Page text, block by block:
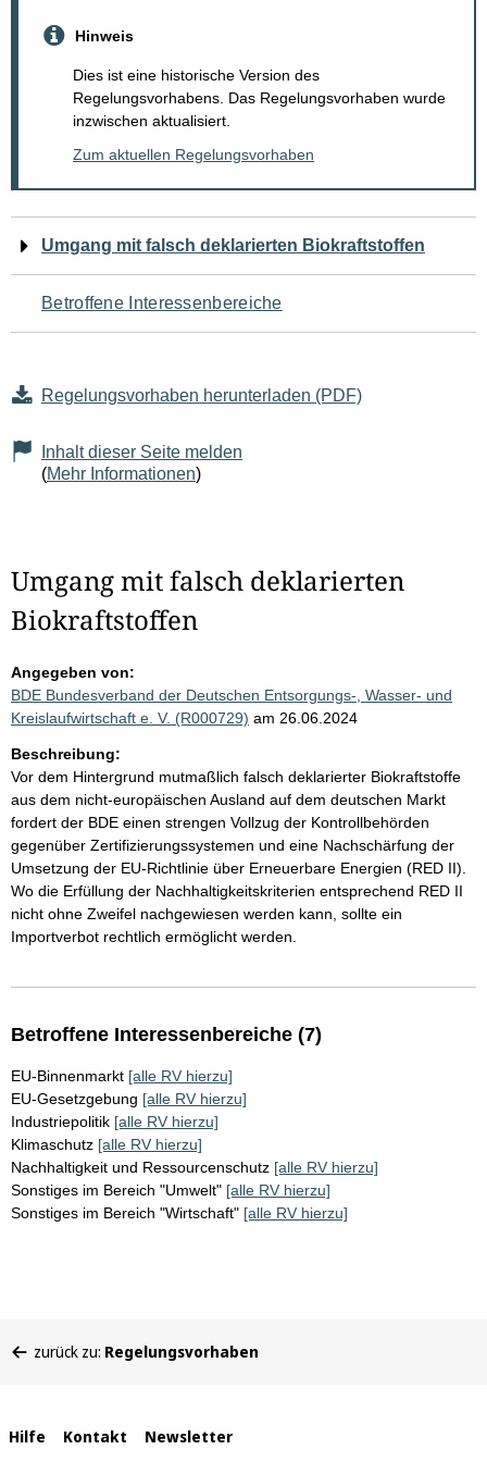
Hinweis
Dies ist eine historische Version des
Regelungsvorhabens. Das Regelungsvorhaben wurde
inzwischen aktualisiert.
Zum aktuellen Regelungsvorhaben
Navigation
für
den
Seiteninhalt
Umgang mit falsch deklarierten Biokraftstoffen
Betroffene Interessenbereiche
Regelungsvorhaben herunterladen (PDF)
Inhalt dieser Seite melden
(Mehr Informationen)
Umgang mit falsch deklarierten
Biokraftstoffen
Angegeben von:
BDE Bundesverband der Deutschen Entsorgungs-, Wasser- und
Kreislaufwirtschaft e. V. (R000729) am 26.06.2024
Beschreibung:
Vor dem Hintergrund mutmaßlich falsch deklarierter Biokraftstoffe
aus dem nicht-europäischen Ausland auf dem deutschen Markt
fordert der BDE einen strengen Vollzug der Kontrollbehörden
gegenüber Zertifizierungssystemen und eine Nachschärfung der
Umsetzung der EU-Richtlinie über Erneuerbare Energien (RED II).
Wo die Erfüllung der Nachhaltigkeitskriterien entsprechend RED II
nicht ohne Zweifel nachgewiesen werden kann, sollte ein
Importverbot rechtlich ermöglicht werden.
Betroffene Interessenbereiche (7)
EU-Binnenmarkt [alle RV hierzu]
EU-Gesetzgebung [alle RV hierzu]
Industriepolitik [alle RV hierzu]
Klimaschutz [alle RV hierzu]
Nachhaltigkeit und Ressourcenschutz [alle RV hierzu]
Sonstiges im Bereich "Umwelt" [alle RV hierzu]
Sonstiges im Bereich "Wirtschaft" [alle RV hierzu]
befinden
zurück zu: Regelungsvorhaben
Interne
Hilfe Kontakt Newsletter